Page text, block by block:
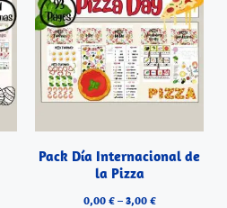
Pack Día Internacional de
la Pizza
0,00 €– 3,00 €